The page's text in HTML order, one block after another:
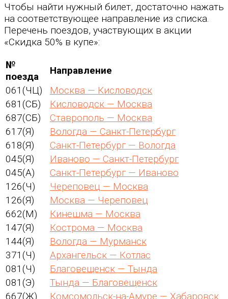
Чтобы найти нужный билет, достаточно нажать
на соответствующее направление из списка.
Перечень поездов, участвующих в акции
«Скидка 50% в купе»:
№
поезда
Направление
061(ЧЦ)
Москва — Кисловодск
681(СБ)
Кисловодск — Москва
687(СБ)
Ставрополь — Москва
617(Я)
Вологда — Санкт-Петербург
618(Я)
Санкт-Петербург — Вологда
045(Я)
Иваново — Санкт-Петербург
045(А)
Санкт-Петербург — Иваново
126(Ч)
Череповец — Москва
126(Я)
Москва — Череповец
662(М)
Кинешма — Москва
147(Я)
Кострома — Москва
144(Я)
Вологда — Мурманск
371(Ч)
Архангельск — Котлас
081(Ч)
Благовещенск — Тында
081(Э)
Тында — Благовещенск
667(Ж)
Комсомольск-на-Амуре — Хабаровск